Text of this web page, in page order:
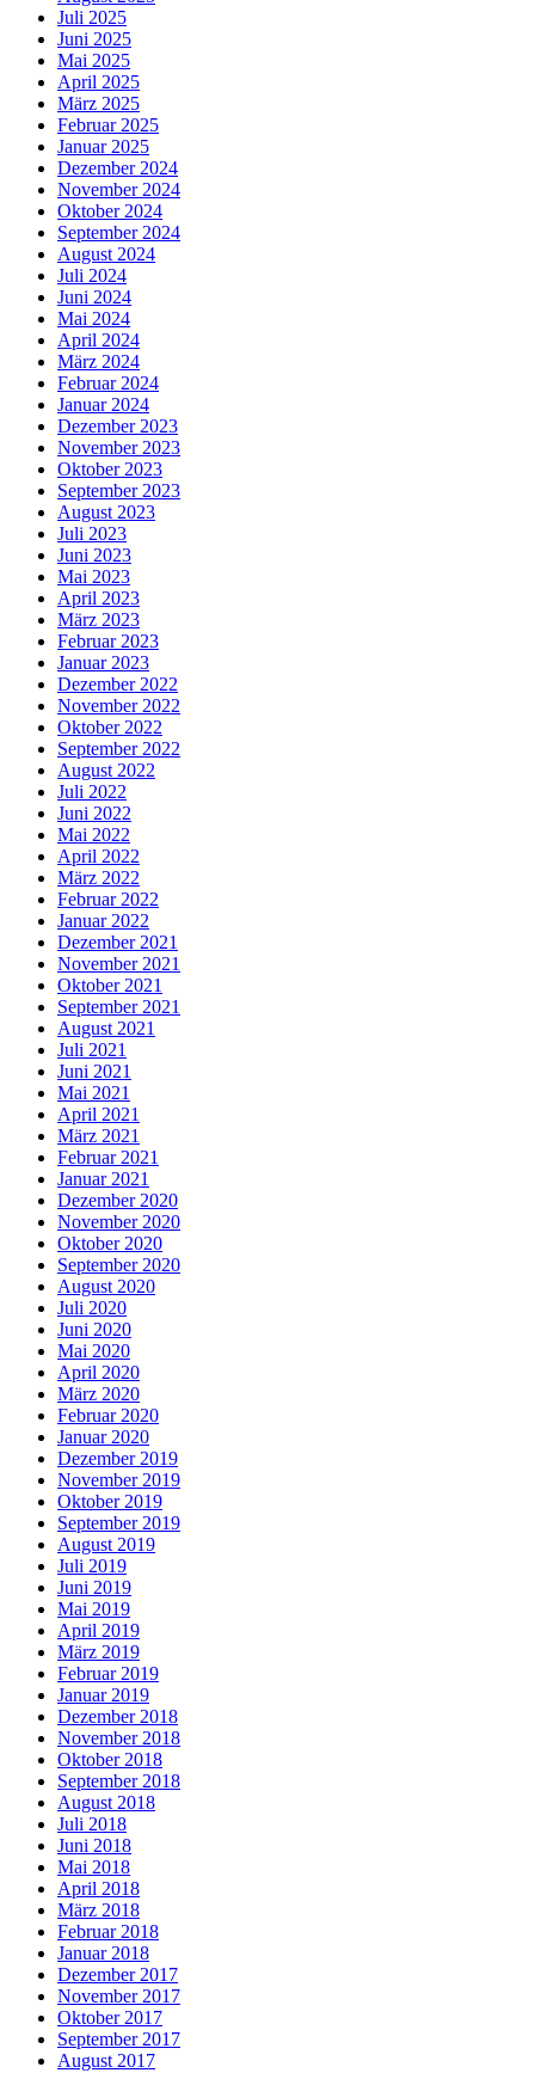
Juli 2025
Juni 2025
Mai 2025
April 2025
März 2025
Februar 2025
Januar 2025
Dezember 2024
November 2024
Oktober 2024
September 2024
August 2024
Juli 2024
Juni 2024
Mai 2024
April 2024
März 2024
Februar 2024
Januar 2024
Dezember 2023
November 2023
Oktober 2023
September 2023
August 2023
Juli 2023
Juni 2023
Mai 2023
April 2023
März 2023
Februar 2023
Januar 2023
Dezember 2022
November 2022
Oktober 2022
September 2022
August 2022
Juli 2022
Juni 2022
Mai 2022
April 2022
März 2022
Februar 2022
Januar 2022
Dezember 2021
November 2021
Oktober 2021
September 2021
August 2021
Juli 2021
Juni 2021
Mai 2021
April 2021
März 2021
Februar 2021
Januar 2021
Dezember 2020
November 2020
Oktober 2020
September 2020
August 2020
Juli 2020
Juni 2020
Mai 2020
April 2020
März 2020
Februar 2020
Januar 2020
Dezember 2019
November 2019
Oktober 2019
September 2019
August 2019
Juli 2019
Juni 2019
Mai 2019
April 2019
März 2019
Februar 2019
Januar 2019
Dezember 2018
November 2018
Oktober 2018
September 2018
August 2018
Juli 2018
Juni 2018
Mai 2018
April 2018
März 2018
Februar 2018
Januar 2018
Dezember 2017
November 2017
Oktober 2017
September 2017
August 2017